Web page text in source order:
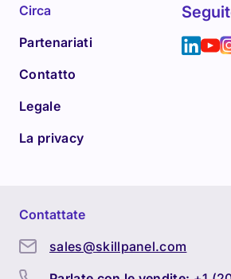
Circa
Partenariati
Contatto
Legale
La privacy
Contattate
sales@skillpanel.com